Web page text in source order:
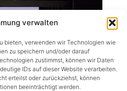
verwalten
bieten, verwenden wir Technologien wie
zu speichern und/oder darauf
zustimmst, können wir Daten
IDs auf dieser Website verarbeiten.
erteilst oder zurückziehst, können
beeinträchtigt werden.